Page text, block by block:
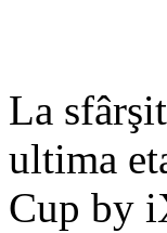
La
ultima
Cup by